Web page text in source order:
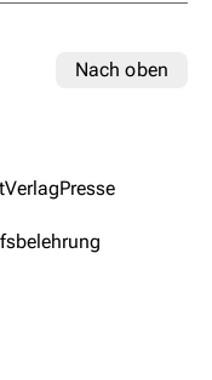
Nach oben
VerlagPresse